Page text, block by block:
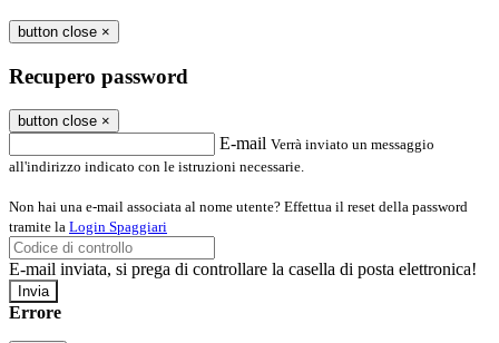
button close ×
Recupero password
button close ×
E-mail Verrà inviato un messaggio
all'indirizzo indicato con le istruzioni necessarie.
Non hai una e-mail associata al nome utente? Effettua il reset della password
tramite la Login Spaggiari
E-mail inviata, si prega di controllare la casella di posta elettronica!
Errore